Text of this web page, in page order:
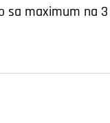
sa maximum na